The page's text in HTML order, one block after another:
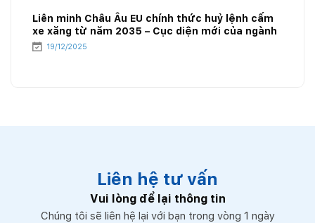
Liên minh Châu Âu EU chính thức huỷ lệnh cấm
xe xăng từ năm 2035 – Cục diện mới của ngành
năng lượng
19/12/2025
Liên hệ tư vấn
Vui lòng để lại thông tin
Chúng tôi sẽ liên hệ lại với bạn trong vòng 1 ngày